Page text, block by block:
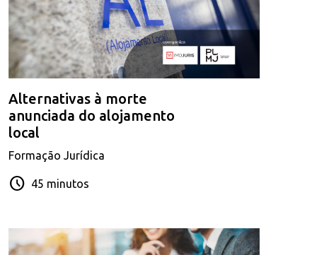
Alternativas à morte
anunciada do alojamento
local
Formação Jurídica
schedule 45 minutos